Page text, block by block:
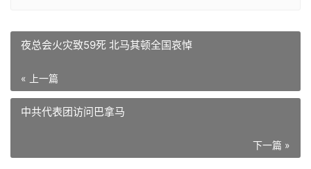
夜总会火灾致59死 北马其顿全国哀悼
« 上一篇
中共代表团访问巴拿马
下一篇 »